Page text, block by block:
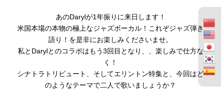
あのDarylが1年振りに来日します！
米国本場の本物の極上なジャズボーカル！これぞジャズ弾き
語り！を是非にお楽しみくださいませ。
私とDarylとのコラボはもう3回目となり、、楽しみで仕方な
く！
シナトラトリビュート、そしてエリントン特集と、今回はど
のようなテーマで二人で歌いましょうか？